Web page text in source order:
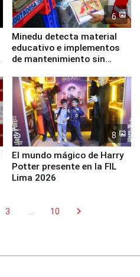
6
Minedu detecta material
educativo e implementos
de mantenimiento sin
la UGEL 2
8
El mundo mágico de Harry
Potter presente en la FIL
Lima 2026
3 10 chevron_right